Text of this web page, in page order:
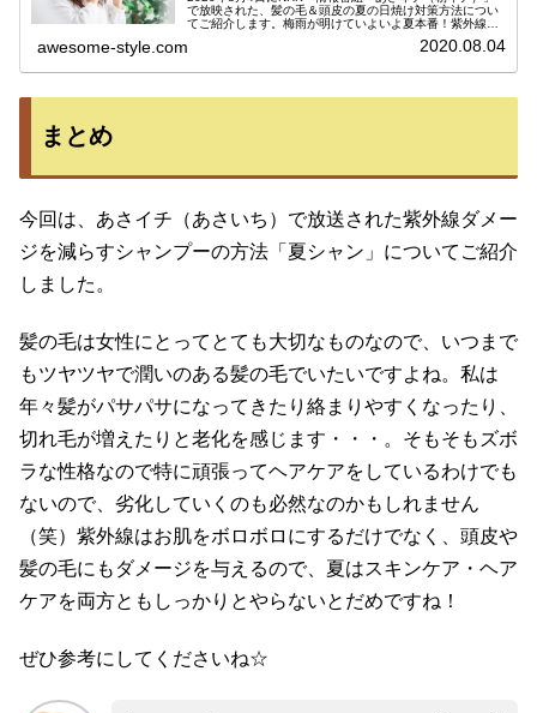
で放映された、髪の毛＆頭皮の夏の日焼け対策方法につい
てご紹介します。梅雨が明けていよいよ夏本番！紫外線を
awesome-style.com 2020.08.04
まとめ
今回は、あさイチ（あさいち）で放送された紫外線ダメー
ジを減らすシャンプーの方法「夏シャン」についてご紹介
しました。
髪の毛は女性にとってとても大切なものなので、いつまで
もツヤツヤで潤いのある髪の毛でいたいですよね。私は
年々髪がパサパサになってきたり絡まりやすくなったり、
切れ毛が増えたりと老化を感じます・・・。そもそもズボ
ラな性格なので特に頑張ってヘアケアをしているわけでも
ないので、劣化していくのも必然なのかもしれません
（笑）紫外線はお肌をボロボロにするだけでなく、頭皮や
髪の毛にもダメージを与えるので、夏はスキンケア・ヘア
ケアを両方ともしっかりとやらないとだめですね！
ぜひ参考にしてくださいね☆